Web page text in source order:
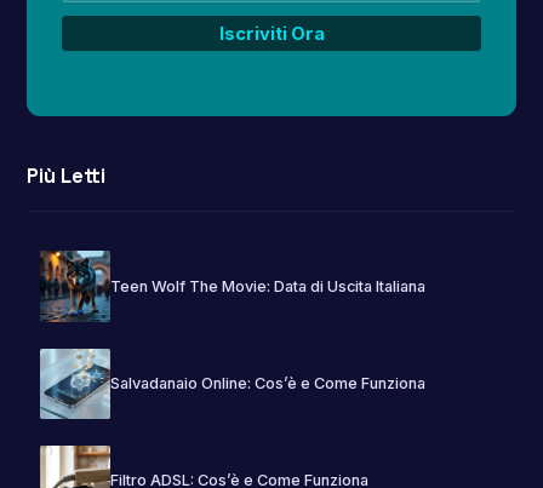
Più Letti
Teen Wolf The Movie: Data di Uscita Italiana
Salvadanaio Online: Cos’è e Come Funziona
Filtro ADSL: Cos’è e Come Funziona